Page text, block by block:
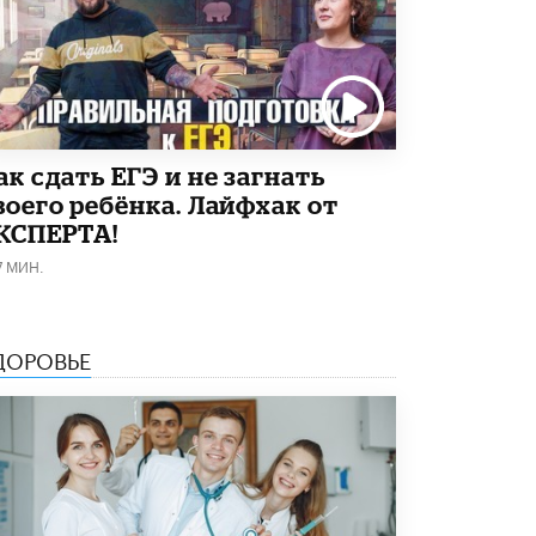
сдать ЕГЭ и не загнать
ребёнка. Лайфхак от
МИН.